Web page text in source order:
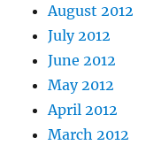
August 2012
July 2012
June 2012
May 2012
April 2012
March 2012